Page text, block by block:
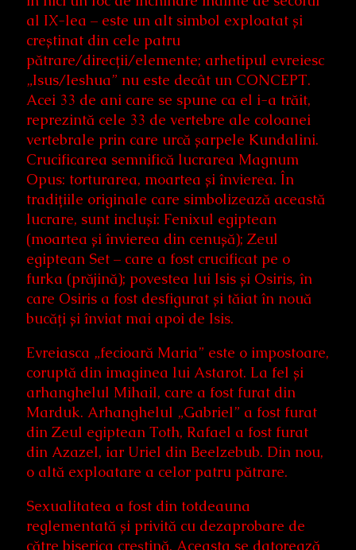
al IX-lea – este un alt simbol exploatat și
creștinat din cele patru
pătrare/direcții/elemente; arhetipul evreiesc
„Isus/Ieshua” nu este decât un CONCEPT.
Acei 33 de ani care se spune ca el i-a trăit,
reprezintă cele 33 de vertebre ale coloanei
vertebrale prin care urcă șarpele Kundalini.
Crucificarea semnifică lucrarea Magnum
Opus: torturarea, moartea și învierea. În
tradițiile originale care simbolizează această
lucrare, sunt incluși: Fenixul egiptean
(moartea și învierea din cenușă); Zeul
egiptean Set – care a fost crucificat pe o
furka (prăjină); povestea lui Isis și Osiris, în
care Osiris a fost desfigurat și tăiat în nouă
bucăți și înviat mai apoi de Isis.
Evreiasca „fecioară Maria” este o impostoare,
coruptă din imaginea lui Astarot. La fel și
arhanghelul Mihail, care a fost furat din
Marduk. Arhanghelul „Gabriel” a fost furat
din Zeul egiptean Toth, Rafael a fost furat
din Azazel, iar Uriel din Beelzebub. Din nou,
o altă exploatare a celor patru pătrare.
Sexualitatea a fost din totdeauna
reglementată și privită cu dezaprobare de
către biserica creștină. Aceasta se datorează